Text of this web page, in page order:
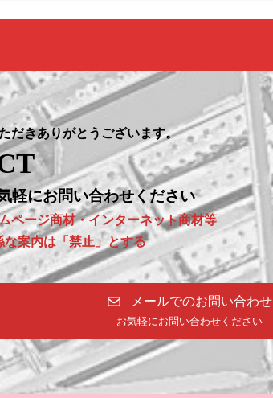
だきありがとうございます。
軽にお問い合わせください
ページ商材・インターネット商材等
案内は「禁止」とする
メールでのお問い合わせ
お気軽にお問い合わせください